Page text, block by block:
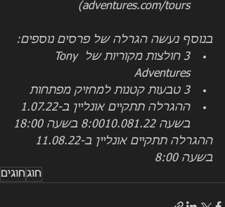
adventures.com/tours)
בנוסף נעשה הגרלה של פרסים נוספים:
3 חולצות מקוריות של Tony
Adventures
3 טבעות קטנות למחזיק מפתחות
בשעה 8:0010.081.22 בשעה 18:00
בשעה 8:00
חוגחוגים